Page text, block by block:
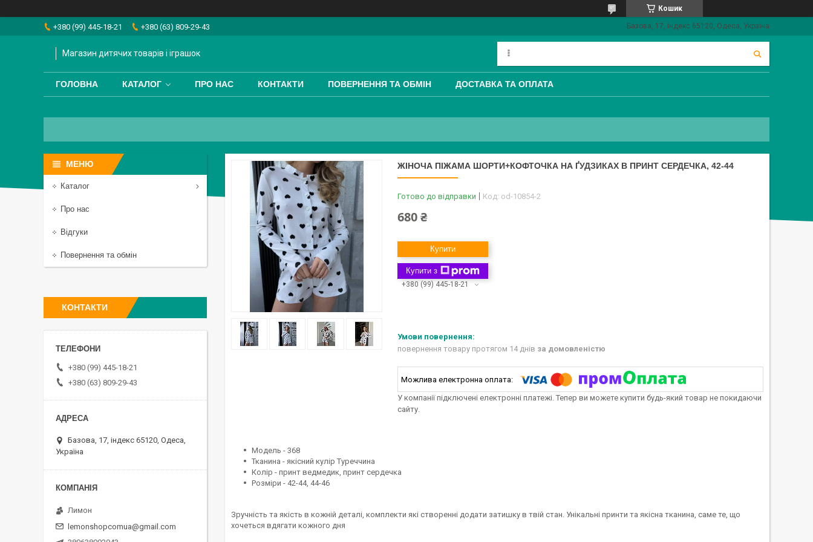
Кошик
+380 (99) 445-18-21 +380 (63) 809-29-43 Базова, 17, індекс 65120, Одеса, Україна
Магазин дитячих товарів і іграшок
ГОЛОВНА КАТАЛОГ ПРО НАС КОНТАКТИ ПОВЕРНЕННЯ ТА ОБМІН ДОСТАВКА ТА ОПЛАТА
ЖІНОЧА ПІЖАМА ШОРТИ+КОФТОЧКА НА ҐУДЗИКАХ В ПРИНТ СЕРДЕЧКА, 42-44
Готово до відправки Код: od-10854-2
680 ₴
Купити
Купити з
+380 (99) 445-18-21
повернення товару протягом 14 днів за домовленістю
У компанії підключені електронні платежі. Тепер ви можете купити будь-який товар не покидаючи
сайту.
Модель - 368
Тканина - якісний кулір Туреччина
Колір - принт ведмедик, принт сердечка
Розміри - 42-44, 44-46
Зручність та якість в кожній деталі, комплекти які створенні додати затишку в твій стан. Унікальні принти та якісна тканина, саме те, що
хочеться вдягати кожного дня
Каталог
Про нас
Відгуки
Повернення та обмін
КОНТАКТИ
+380 (99) 445-18-21
+380 (63) 809-29-43
Базова, 17, індекс 65120, Одеса,
Україна
Лимон
lemonshopcomua@gmail.com